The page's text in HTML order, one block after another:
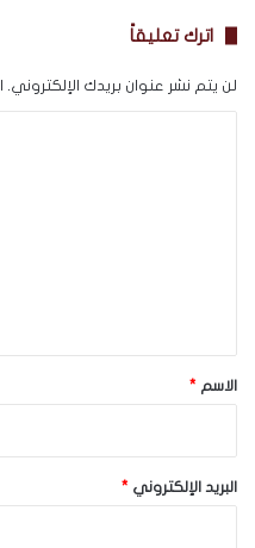
اترك تعليقاً
لن يتم نشر عنوان بريدك الإلكتروني.
*الاسم *
البريد الإلكتروني *